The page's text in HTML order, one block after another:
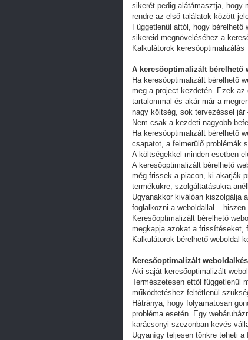
sikerét pedig alátámasztja, hogy
rendre az első találatok között
Függetlenül attól, hogy
sikereid megnöveléséhez a
Kalkulátorok keresőoptimalizálás
A keresőoptimalizált bérelhető
Ha keresőoptimalizált bérelhető
meg a project kezdetén. Ezek
tartalommal és akár már a
nagy költség, sok tervezéssel
Nem csak a kezdeti nagyobb
Ha keresőoptimalizált bérelhető
csapatot, a felmerülő problémák
A költségekkel minden esetben
A keresőoptimalizált bérelhető
még frissek a piacon, ki akarják
termékükre, szolgáltatásukra
Ugyanakkor kiválóan kiszolgálja
foglalkozni a weboldallal –
Keresőoptimalizált bérelhető
megkapja azokat a frissítéseket,
Kalkulátorok bérelhető weboldal
Keresőoptimalizált
Aki saját keresőoptimalizált
Természetesen ettől függetlenül
működtetéshez feltétlenül
Hátránya, hogy folyamatosan
probléma esetén. Egy
karácsonyi szezonban kevés
Ugyanígy teljesen tönkre teheti a